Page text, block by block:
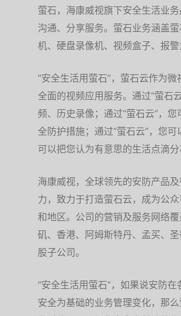
萤石，海康威视旗下安全生活业
沟通、分享服务。萤石业务涵盖
机、硬盘录像机、视频盒子、报警
“安全生活用萤石”，萤石云作为
全面的视频应用服务。通过“萤石
频、历史录像；通过“萤石云”，
全防护措施；通过“萤石云”，您
可以把您认为有意思的生活点滴分
海康威视，全球领先的安防产品
力，致力于打造萤石云，成为公
和地区。公司的营销及服务网络
矶、香港、阿姆斯特丹、孟买、
股子公司。
“安全生活用萤石”，如果说安防
安全为基础的业务管理变化，那